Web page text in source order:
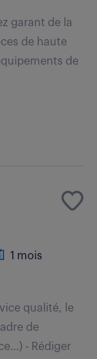
garant de la
de haute
de
1 mois
qualité, le
de
- Rédiger